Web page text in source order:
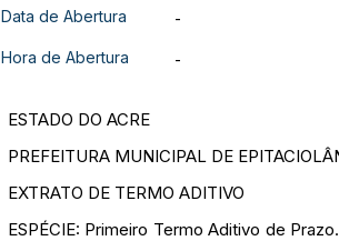
Data de Abertura -
Hora de Abertura -
ESTADO DO ACRE
PREFEITURA MUNICIPAL DE
EXTRATO DE TERMO ADITIVO
ESPÉCIE: Primeiro Termo Aditivo de